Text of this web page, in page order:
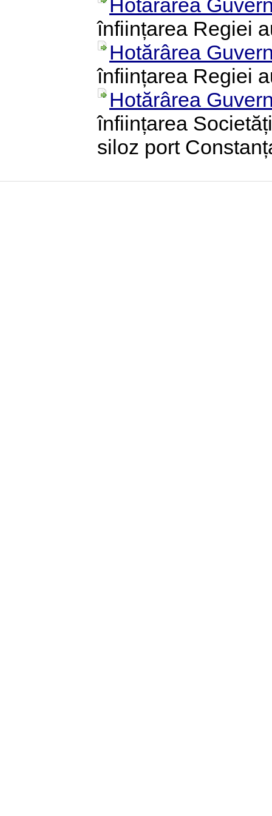
Hotărârea
înființarea Regiei
Hotărârea
înființarea Regiei
Hotărârea
înființarea
siloz port